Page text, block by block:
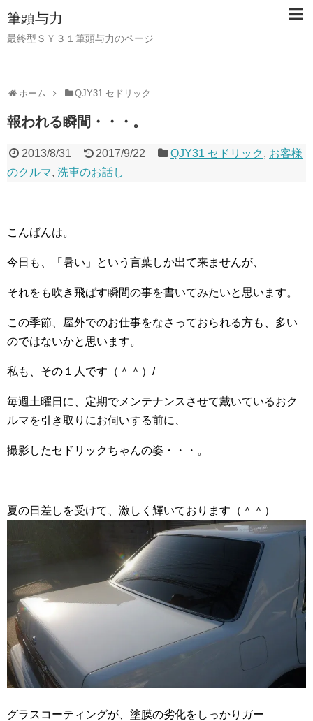
筆頭与力
最終型ＳＹ３１筆頭与力のページ
ホーム QJY31 セドリック
報われる瞬間・・・。
2013/8/31 2017/9/22 QJY31 セドリック , お客様
のクルマ, 洗車のお話し
こんばんは。
今日も、「暑い」という言葉しか出て来ませんが、
それをも吹き飛ばす瞬間の事を書いてみたいと思います。
この季節、屋外でのお仕事をなさっておられる方も、多い
のではないかと思います。
私も、その１人です（＾＾）/
毎週土曜日に、定期でメンテナンスさせて戴いているおク
ルマを引き取りにお伺いする前に、
撮影したセドリックちゃんの姿・・・。
夏の日差しを受けて、激しく輝いております（＾＾）
グラスコーティングが、塗膜の劣化をしっかりガー